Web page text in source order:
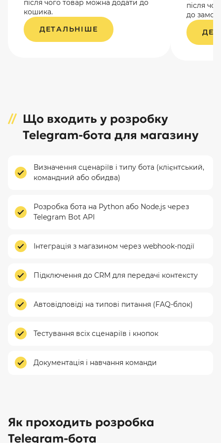
після чого товар можна додати до
кошика.
ДЕТАЛЬНІШЕ
після
до
Що входить у розробку
Telegram-бота для магазину
Визначення сценаріїв і типу бота (клієнтський,
командний або обидва)
Розробка бота на Python або Node.js через
Telegram Bot API
Інтеграція з магазином через webhook-події
Підключення до CRM для передачі контексту
Автовідповіді на типові питання (FAQ-блок)
Тестування всіх сценаріїв і кнопок
Документація і навчання команди
Як проходить розробка
Telegram-бота